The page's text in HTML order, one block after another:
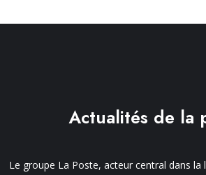
Actualités de la
Le groupe La Poste, acteur central dans la